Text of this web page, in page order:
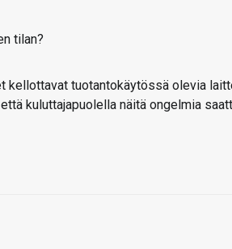
tilan?
kellottavat tuotantokäytössä olevia
kuluttajapuolella näitä ongelmia